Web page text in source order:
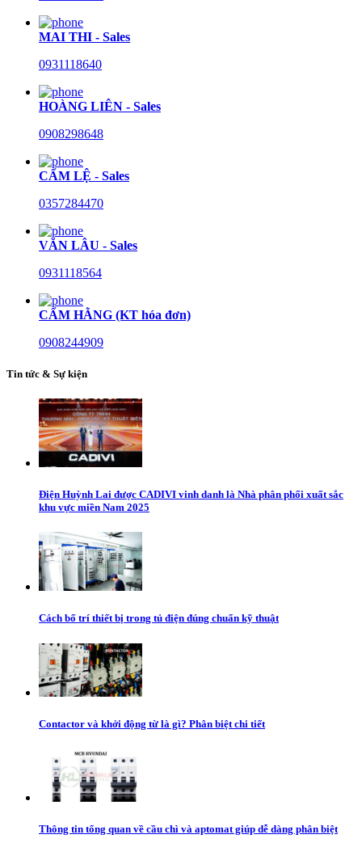
MAI THI - Sales
0931118640
HOÀNG LIÊN - Sales
0908298648
CẨM LỆ - Sales
0357284470
VĂN LÂU - Sales
0931118564
CẨM HẰNG (KT hóa đơn)
0908244909
Tin tức & Sự kiện
Điện Huỳnh Lai được CADIVI vinh danh là Nhà phân phối xuất sắc
khu vực miền Nam 2025
Cách bố trí thiết bị trong tủ điện đúng chuẩn kỹ thuật
Contactor và khởi động từ là gì? Phân biệt chi tiết
Thông tin tổng quan về cầu chì và aptomat giúp dễ dàng phân biệt